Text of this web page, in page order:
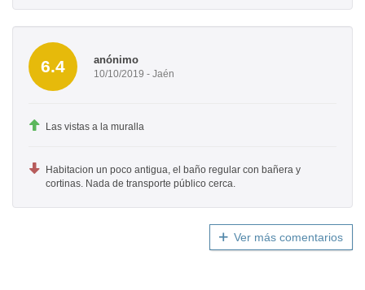
6.4 anónimo
10/10/2019 - Jaén
Las vistas a la muralla
Habitacion un poco antigua, el baño regular con bañera y
cortinas. Nada de transporte público cerca.
Ver más comentarios